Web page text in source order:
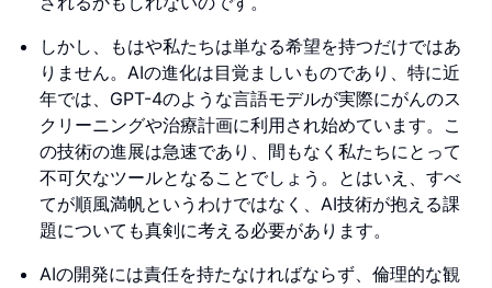
しかし、もはや私たちは単なる希望を持つだけではあ
りません。AIの進化は目覚ましいものであり、特に近
年では、GPT-4のような言語モデルが実際にがんのス
クリーニングや治療計画に利用され始めています。こ
の技術の進展は急速であり、間もなく私たちにとって
不可欠なツールとなることでしょう。とはいえ、すべ
てが順風満帆というわけではなく、AI技術が抱える課
題についても真剣に考える必要があります。
AIの開発には責任を持たなければならず、倫理的な観